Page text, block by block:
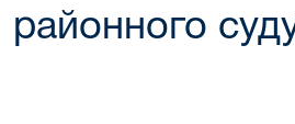
районного